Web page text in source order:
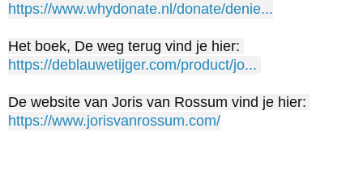
https://www.whydonate.nl/donate/denie...
Het boek, De weg terug vind je hier:
https://deblauwetijger.com/product/jo...
De website van Joris van Rossum vind je hier:
https://www.jorisvanrossum.com/